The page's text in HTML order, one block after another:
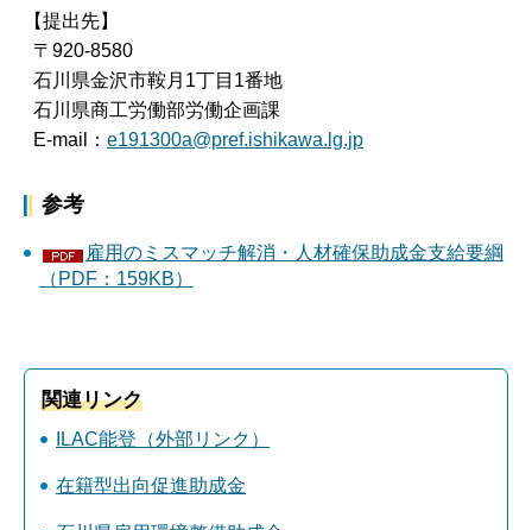
【提出先】
〒920-8580
石川県金沢市鞍月1丁目1番地
石川県商工労働部労働企画課
E-mail： e191300a@pref.ishikawa.lg.jp
参考
雇用のミスマッチ解消・人材確保助成金支給要綱
（PDF：159KB）
関連リンク
ILAC能登（外部リンク）
在籍型出向促進助成金